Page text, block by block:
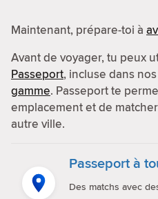
Maintenant, prépare-toi à
Avant de voyager, tu peux
Passeport, incluse dans nos
gamme. Passeport te
emplacement et de
autre ville.
Passeport à
Des matchs avec